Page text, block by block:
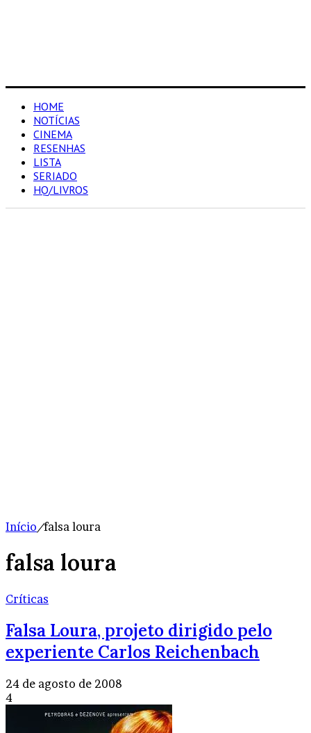
HOME
NOTÍCIAS
CINEMA
RESENHAS
LISTA
SERIADO
HQ/LIVROS
Início/falsa loura
falsa loura
Críticas
Falsa Loura, projeto dirigido pelo
experiente Carlos Reichenbach
24 de agosto de 2008
4